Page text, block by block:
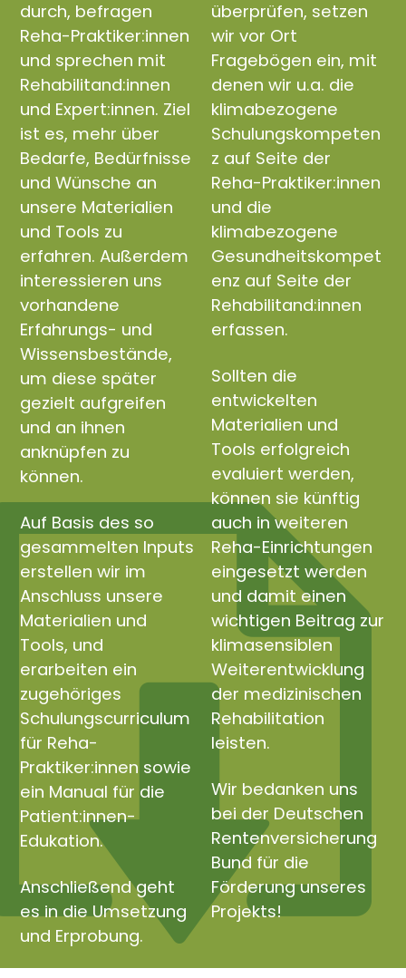
durch, befragen
Reha-Praktiker:innen
und sprechen mit
Rehabilitand:innen
und Expert:innen. Ziel
ist es, mehr über
Bedarfe, Bedürfnisse
und Wünsche an
unsere Materialien
und Tools zu
erfahren. Außerdem
interessieren uns
vorhandene
Erfahrungs- und
Wissensbestände,
um diese später
gezielt aufgreifen
und an ihnen
anknüpfen zu
können.
Auf Basis des so
gesammelten Inputs
erstellen wir im
Anschluss unsere
Materialien und
Tools, und
erarbeiten ein
zugehöriges
Schulungscurriculum
für Reha-
Praktiker:innen sowie
ein Manual für die
Patient:innen-
Edukation.
Anschließend geht
es in die Umsetzung
und Erprobung.
überprüfen, setzen
wir vor Ort
Fragebögen ein, mit
denen wir u.a. die
klimabezogene
Schulungskompeten
z auf Seite der
Reha-Praktiker:innen
und die
klimabezogene
Gesundheitskompet
enz auf Seite der
Rehabilitand:innen
erfassen.
Sollten die
entwickelten
Materialien und
Tools erfolgreich
evaluiert werden,
können sie künftig
auch in weiteren
Reha-Einrichtungen
eingesetzt werden
und damit einen
wichtigen Beitrag zur
klimasensiblen
Weiterentwicklung
der medizinischen
Rehabilitation
leisten.
Wir bedanken uns
bei der Deutschen
Rentenversicherung
Bund für die
Förderung unseres
Projekts!